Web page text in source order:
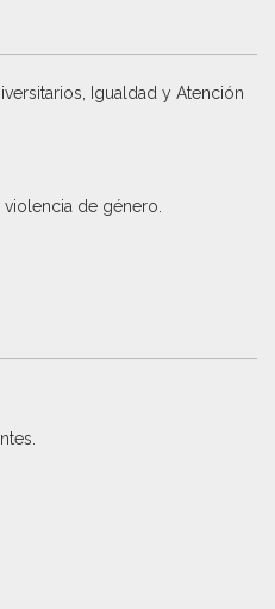
Igualdad y Atención
violencia de género